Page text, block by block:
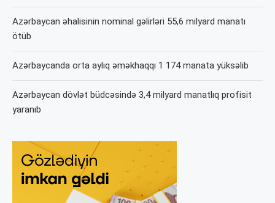
Azərbaycan əhalisinin nominal gəlirləri 55,6 milyard manatı
ötüb
Azərbaycanda orta aylıq əməkhaqqı 1 174 manata yüksəlib
Azərbaycan dövlət büdcəsində 3,4 milyard manatlıq profisit
yaranıb